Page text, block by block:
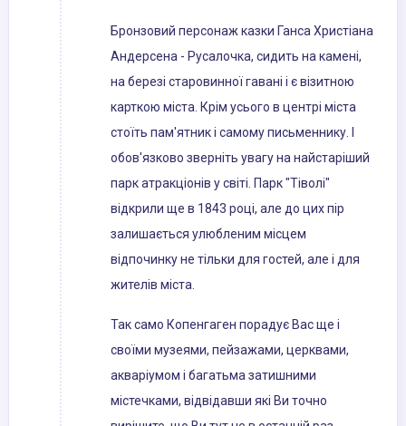
Бронзовий персонаж казки Ганса Христіана
Андерсена - Русалочка, сидить на камені,
на березі старовинної гавані і є візитною
карткою міста. Крім усього в центрі міста
стоїть пам'ятник і самому письменнику. І
обов'язково зверніть увагу на найстаріший
парк атракціонів у світі. Парк "Тіволі"
відкрили ще в 1843 році, але до цих пір
залишається улюбленим місцем
відпочинку не тільки для гостей, але і для
жителів міста.
Так само Копенгаген порадує Вас ще і
своїми музеями, пейзажами, церквами,
акваріумом і багатьма затишними
містечками, відвідавши які Ви точно